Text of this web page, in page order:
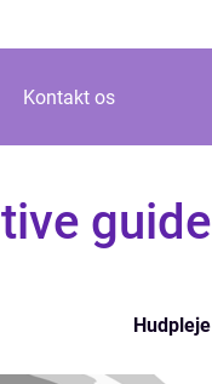
Kontakt os
guide
Hudpleje